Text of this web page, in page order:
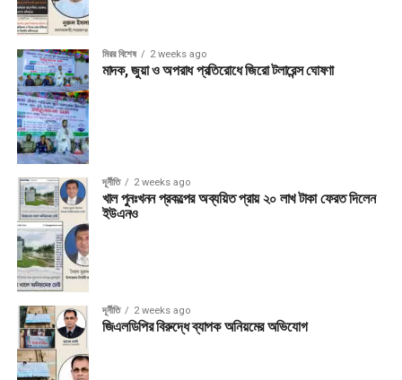
মিরর বিশেষ 2 weeks ago
মাদক, জুয়া ও অপরাধ প্রতিরোধে জিরো টলারেন্স ঘোষণা
দূর্নীতি 2 weeks ago
খাল পুনঃখনন প্রকল্পের অব্যয়িত প্রায় ২০ লাখ টাকা ফেরত দিলেন
ইউএনও
দূর্নীতি 2 weeks ago
জিএলডিপির বিরুদ্ধে ব্যাপক অনিয়মের অভিযোগ